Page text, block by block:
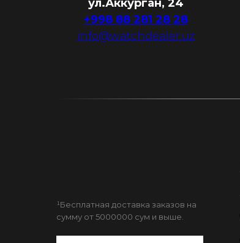
ул.Аккурган, 24
+998 88 281 28 28
info@watchdealer.uz
¹Бесплатная доставка заказов на
сумму от 5000000 сум и выше.